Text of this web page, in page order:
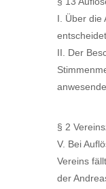
I. Über die
II. Der
§ 2
V. Bei
Vereins
der